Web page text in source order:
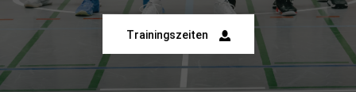
Trainingszeiten